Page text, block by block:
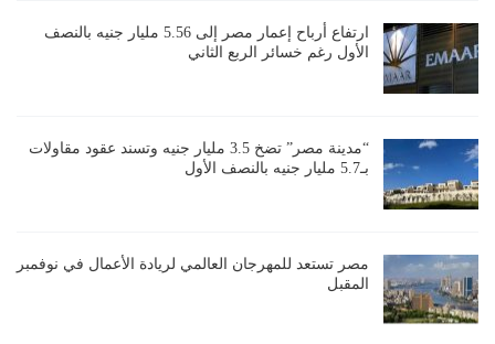
ارتفاع أرباح إعمار مصر إلى 5.56 مليار جنيه بالنصف
الأول رغم خسائر الربع الثاني
“مدينة مصر” تضخ 3.5 مليار جنيه وتسند عقود مقاولات
بـ5.7 مليار جنيه بالنصف الأول
مصر تستعد للمهرجان العالمي لريادة الأعمال في نوفمبر
المقبل